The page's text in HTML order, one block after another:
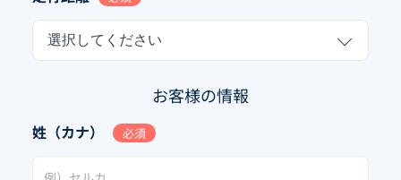
選択してください
お客様の情報
姓（カナ） 必須